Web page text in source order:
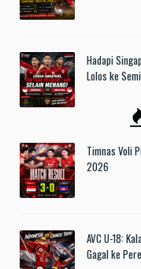
Hadapi
Lolos ke
Timnas Voli
2026
AVC U-18:
Gagal ke